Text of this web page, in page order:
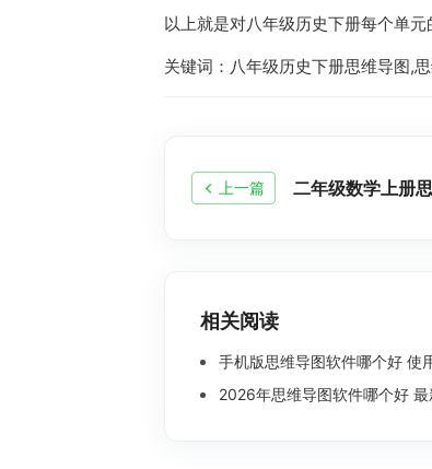
以上就是对八年级历史下册每个单
关键词：八年级历史下册思维导图,
上一篇
相关阅读
手机版思维导图软件哪个好 使
2026年思维导图软件哪个好 最新